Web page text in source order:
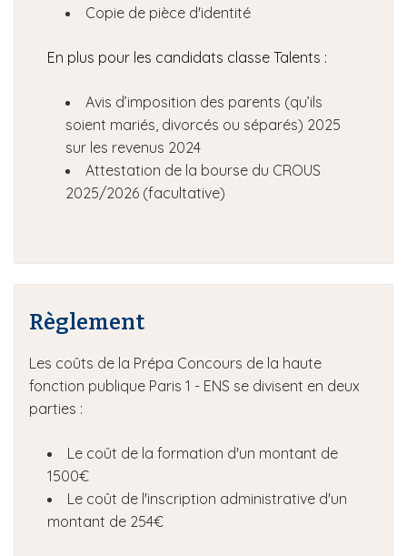
Copie de pièce d'identité
En plus pour les candidats classe Talents :
Avis d’imposition des parents (qu’ils
soient mariés, divorcés ou séparés) 2025
sur les revenus 2024
Attestation de la bourse du CROUS
2025/2026 (facultative)
Règlement
Les coûts de la Prépa Concours de la haute
fonction publique Paris 1 - ENS se divisent en deux
parties :
Le coût de la formation d'un montant de
1500€
Le coût de l'inscription administrative d'un
montant de 254€